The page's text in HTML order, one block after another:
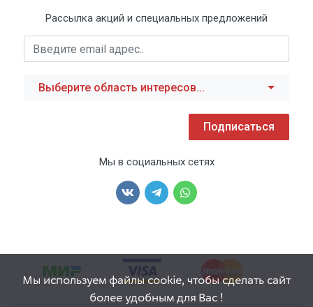
Рассылка акций и специальных предложений
Выберите область интересов...
Подписаться
Мы в социальных сетях
Мы используем файлы cookie, чтобы сделать сайт
более удобным для Вас !